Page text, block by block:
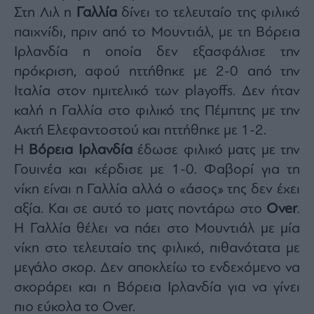
Monocle
Media
Lab
Mononews100
Εγγραφείτε
στο
Newsletter
του
mononews.gr
submitting
email,
Στη Λιλ η Γαλλίαδίνει το τελευταίο της φιλικό
παιχνίδι, πριν από το Μουντιάλ, με τη Βόρεια
Ιρλανδία η οποία δεν εξασφάλισε την
πρόκριση, αφού ηττήθηκε με 2-0 από την
Ιταλία στον ημιτελικό των playoffs. Δεν ήταν
καλή η Γαλλία στο φιλικό της Πέμπτης με την
Ακτή Ελεφαντοστού και ηττήθηκε με 1-2.
Η Βόρεια Ιρλανδίαέδωσε φιλικό ματς με την
Γουινέα και κέρδισε με 1-0. Φαβορί για τη
νίκη είναι η Γαλλία αλλά ο «άσος» της δεν έχει
αξία. Και σε αυτό το ματς ποντάρω στο Over.
Η Γαλλία θέλει να πάει στο Μουντιάλ με μία
νίκη στο τελευταίο της φιλικό, πιθανότατα με
μεγάλο σκορ. Δεν αποκλείω το ενδεχόμενο να
σκοράρει και η Βόρεια Ιρλανδία για να γίνει
πιο εύκολα το Over.